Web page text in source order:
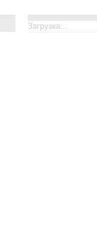
Загрузка...